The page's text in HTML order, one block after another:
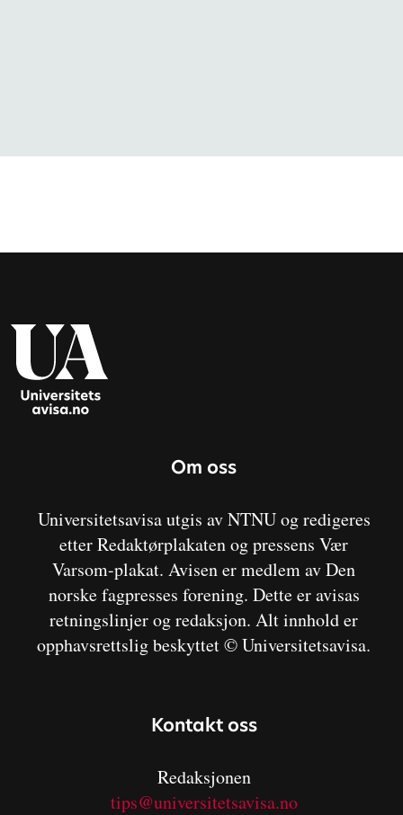
Om oss
Universitetsavisa utgis av NTNU og redigeres
etter Redaktørplakaten og pressens Vær
Varsom-plakat. Avisen er medlem av Den
norske fagpresses forening. Dette er avisas
retningslinjer og redaksjon. Alt innhold er
opphavsrettslig beskyttet © Universitetsavisa.
Kontakt oss
Redaksjonen
tips@universitetsavisa.no